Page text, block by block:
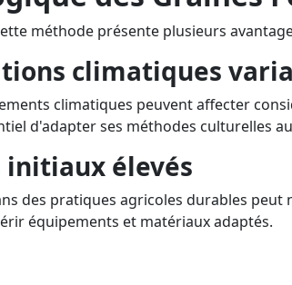
méthode présente plusieurs
climatiques
climatiques peuvent affecter
d'adapter ses méthodes culturelles
initiaux élevés
des pratiques agricoles durables
équipements et matériaux adaptés.